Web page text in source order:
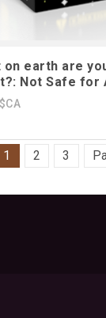
on earth are
Not Safe for
1 2 3